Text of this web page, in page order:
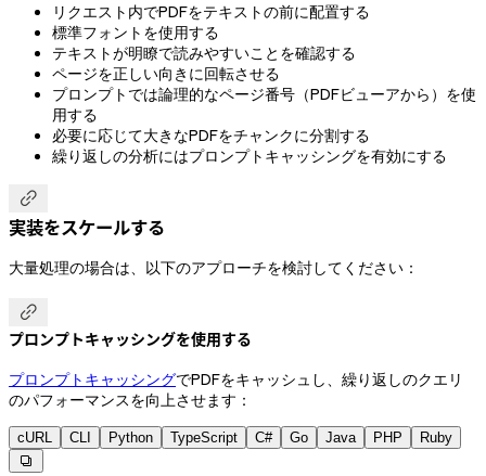
リクエスト内でPDFをテキストの前に配置する
標準フォントを使用する
テキストが明瞭で読みやすいことを確認する
ページを正しい向きに回転させる
プロンプトでは論理的なページ番号（PDFビューアから）を使
用する
必要に応じて大きなPDFをチャンクに分割する
繰り返しの分析にはプロンプトキャッシングを有効にする

実装をスケールする
大量処理の場合は、以下のアプローチを検討してください：

プロンプトキャッシングを使用する
プロンプトキャッシングでPDFをキャッシュし、繰り返しのクエリ
のパフォーマンスを向上させます：
cURL CLI Python TypeScript C# Go Java PHP Ruby
